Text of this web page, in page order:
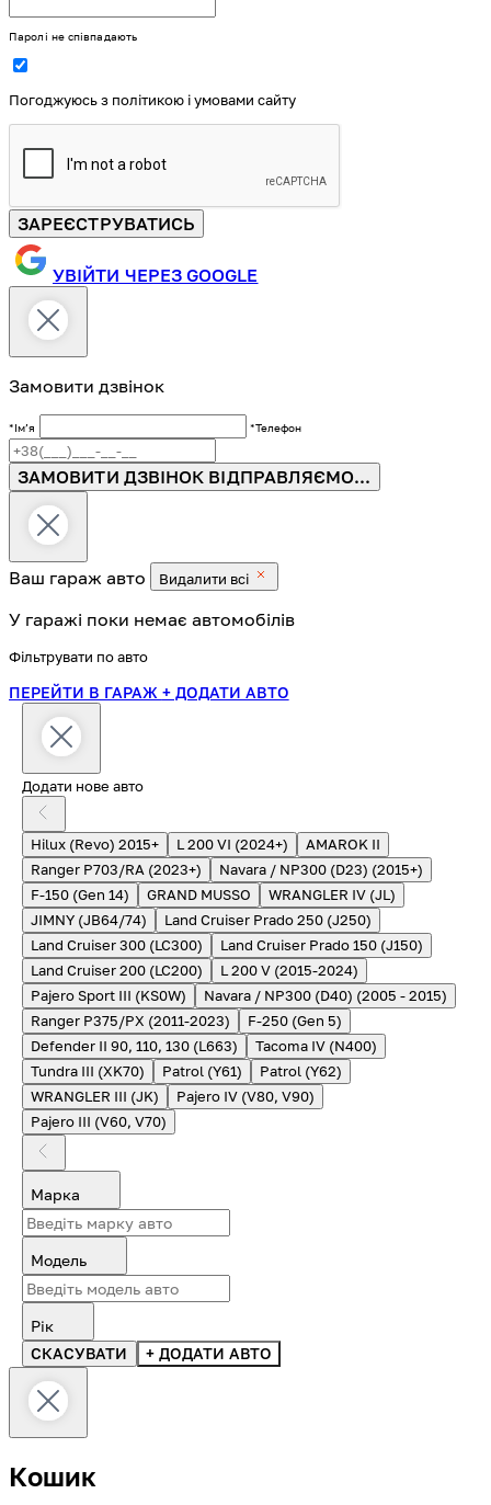
Паролі не співпадають
Погоджуюсь з політикою і умовами сайту
ЗАРЕЄСТРУВАТИСЬ
УВІЙТИ ЧЕРЕЗ GOOGLE
Замовити дзвінок
*Імʼя *Телефон
ЗАМОВИТИ ДЗВІНОК ВІДПРАВЛЯЄМО...
Ваш гараж авто Видалити всі
У гаражі поки немає автомобілів
Фільтрувати по авто
ПЕРЕЙТИ В ГАРАЖ + ДОДАТИ АВТО
Додати нове авто
Hilux (Revo) 2015+ L 200 VI (2024+)
AMAROK II
Ranger P703/RA (2023+)
Navara / NP300 (D23) (2015+)
F-150 (Gen 14)
GRAND MUSSO
WRANGLER IV (JL)
JIMNY (JB64/74)
Land Cruiser Prado 250 (J250)
Land Cruiser 300 (LC300)
Land Cruiser Prado 150 (J150)
Land Cruiser 200 (LC200)
L 200 V (2015-2024)
Pajero Sport III (KS0W)
Navara / NP300 (D40) (2005 - 2015)
Ranger P375/PX (2011-2023)
F-250 (Gen 5)
Defender II 90, 110, 130 (L663)
Tacoma IV (N400)
Tundra III (XK70)
Patrol (Y61)
Patrol (Y62)
WRANGLER III (JK)
Pajero IV (V80, V90)
Pajero III (V60, V70)
Марка
Модель
Рік
СКАСУВАТИ
+ ДОДАТИ АВТО
Кошик